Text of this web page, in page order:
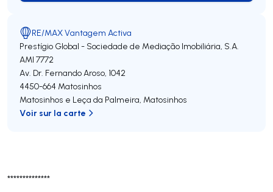
**************
RE/MAX Vantagem Activa
Prestígio Global - Sociedade de Mediação Imobiliária, S.A.
AMI 7772
Av. Dr. Fernando Aroso, 1042
4450-664 Matosinhos
Matosinhos e Leça da Palmeira, Matosinhos
Voir sur la carte